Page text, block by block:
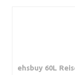
ehsbuy 60L